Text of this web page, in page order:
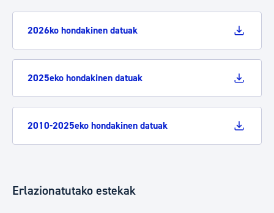
2026ko hondakinen datuak
2025eko hondakinen datuak
2010-2025eko hondakinen datuak
Erlazionatutako estekak